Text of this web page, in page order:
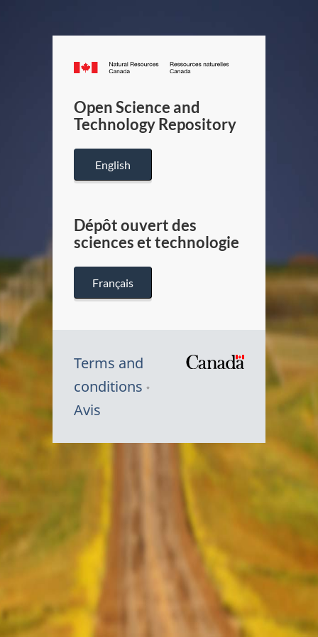
Canada.ca
/
Canada
Open Science and
Technology Repository
English
Dépôt ouvert des
sciences et technologie
Français
Terms and
conditions
Avis
Symbole
Canada